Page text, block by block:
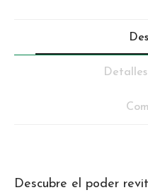
Descubre el poder